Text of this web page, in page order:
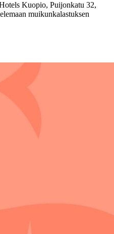
Kuopio, Puijonkatu 32,
muikunkalastuksen